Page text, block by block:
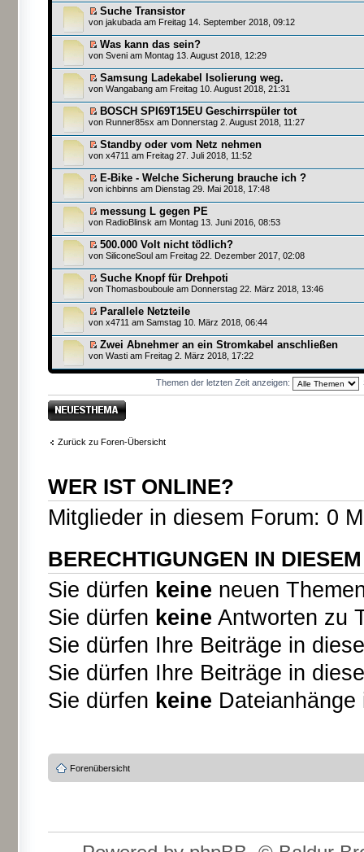
Suche Transistor
von jakubada am Freitag 14. September 2018, 09:12
Was kann das sein?
von Sveni am Montag 13. August 2018, 12:29
Samsung Ladekabel Isolierung weg.
von Wangabang am Freitag 10. August 2018, 21:31
BOSCH SPI69T15EU Geschirrspüler tot
von Runner85sx am Donnerstag 2. August 2018, 11:27
Standby oder vom Netz nehmen
von x4711 am Freitag 27. Juli 2018, 11:52
E-Bike - Welche Sicherung brauche ich ?
von ichbinns am Dienstag 29. Mai 2018, 17:48
messung L gegen PE
von RadioBlinsk am Montag 13. Juni 2016, 08:53
500.000 Volt nicht tödlich?
von SiliconeSoul am Freitag 22. Dezember 2017, 02:08
Suche Knopf für Drehpoti
von Thomasbouboule am Donnerstag 22. März 2018, 13:46
Parallele Netzteile
von x4711 am Samstag 10. März 2018, 06:44
Zwei Abnehmer an ein Stromkabel anschließen
von Wasti am Freitag 2. März 2018, 17:22
Themen der letzten Zeit anzeigen:
Neues Thema
erstellen
Zurück zu Foren-Übersicht
WER IST ONLINE?
Mitglieder in diesem Forum: 0
BERECHTIGUNGEN IN
Sie dürfen keine neuen
Sie dürfen keine Antworten zu
Sie dürfen Ihre Beiträge in
Sie dürfen Ihre Beiträge in
Sie dürfen keine
Forenübersicht